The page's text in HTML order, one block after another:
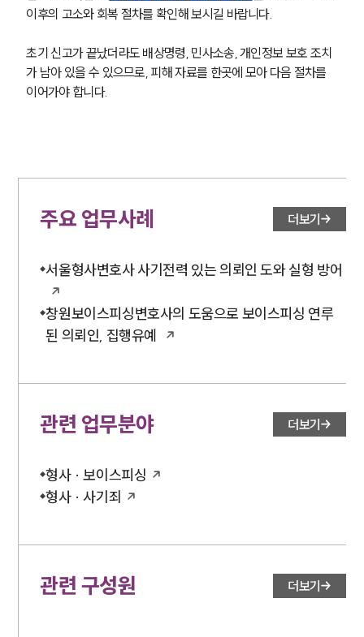
이후의 고소와 회복 절차를 확인해 보시길 바랍니다.
초기 신고가 끝났더라도 배상명령, 민사소송, 개인정보 보호 조치
가 남아 있을 수 있으므로, 피해 자료를 한곳에 모아 다음 절차를
이어가야 합니다.
주요 업무사례 더보기
서울형사변호사 사기전력 있는 의뢰인 도와 실형 방어
창원보이스피싱변호사의 도움으로 보이스피싱 연루
된 의뢰인, 집행유예
관련 업무분야 더보기
형사 · 보이스피싱
형사 · 사기죄
관련 구성원 더보기